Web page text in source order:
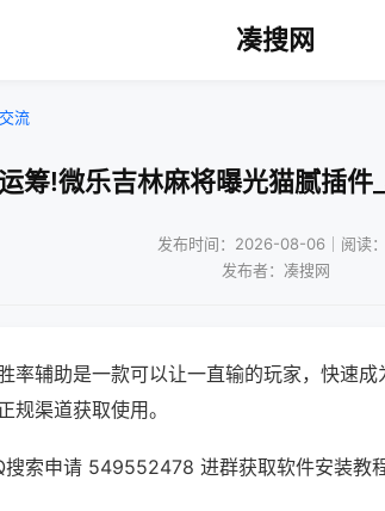
凑搜网
流
筹!微乐吉林麻将曝光猫腻插件
发布时间：2026-08-06｜阅读
发布者：凑搜网
率辅助是一款可以让一直输的玩家，快速成
规渠道获取使用。
搜索申请 549552478 进群获取软件安装教